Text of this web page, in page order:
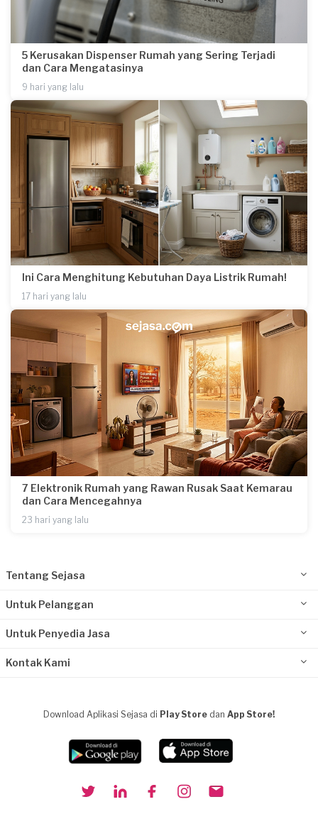
5 Kerusakan Dispenser Rumah yang Sering Terjadi
dan Cara Mengatasinya
9 hari yang lalu
Ini Cara Menghitung Kebutuhan Daya Listrik Rumah!
17 hari yang lalu
7 Elektronik Rumah yang Rawan Rusak Saat Kemarau
dan Cara Mencegahnya
23 hari yang lalu
Tentang Sejasa
Untuk Pelanggan
Untuk Penyedia Jasa
Kontak Kami
Download Aplikasi Sejasa di Play Store dan App Store!